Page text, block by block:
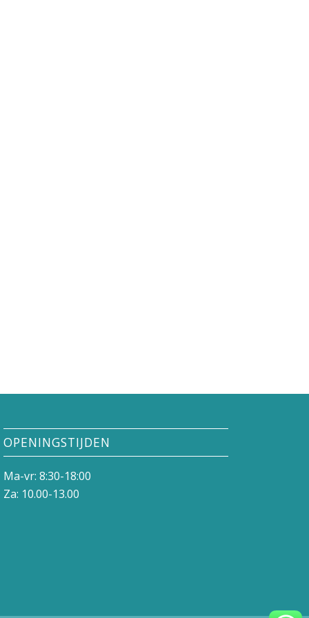
OPENINGSTIJDEN
Ma-vr: 8:30-18:00
Za: 10.00-13.00